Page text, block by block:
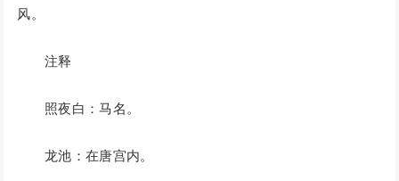
风。
注释
照夜白：马名。
龙池：在唐宫内。